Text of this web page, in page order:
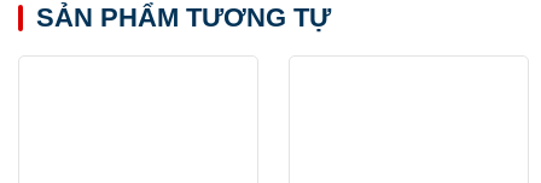
SẢN PHẨM TƯƠNG TỰ